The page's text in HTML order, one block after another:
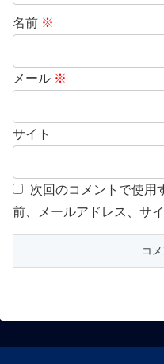
名前 ※
メール ※
サイト
次回のコメントで使用
前、メールアドレス、サ